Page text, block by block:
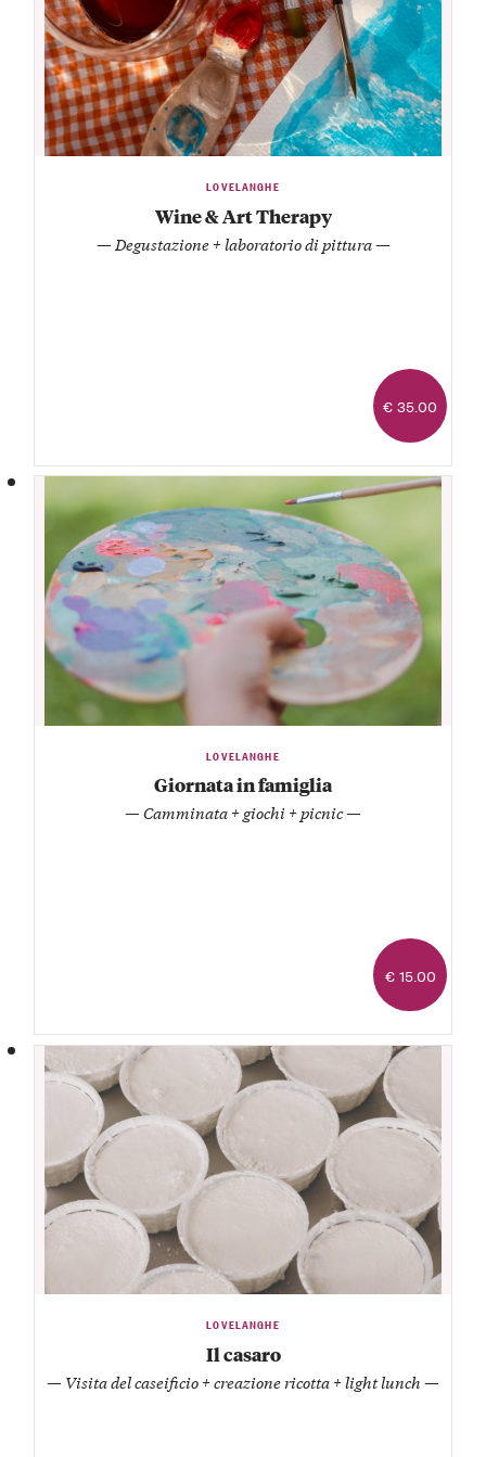
LOVELANGHE
Wine & Art Therapy
— Degustazione + laboratorio di pittura —
€ 35.00
LOVELANGHE
Giornata in famiglia
— Camminata + giochi + picnic —
€ 15.00
LOVELANGHE
Il casaro
— Visita del caseificio + creazione ricotta + light lunch —